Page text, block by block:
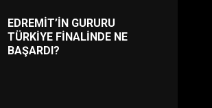
EDREMİT’İN GURURU
TÜRKİYE FİNALİNDE NE
BAŞARDI?